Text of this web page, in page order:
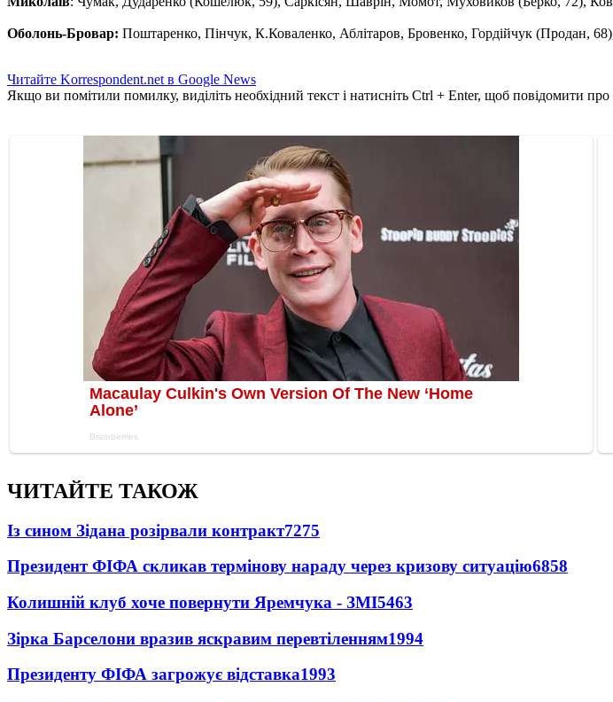
Оболонь-Бровар: Поштаренко, Пінчук, К.Коваленко, Аблітаров, Бровенко, Гордійчук (Продан,
Читайте Korrespondent.net в Google News
Якщо ви помітили помилку, виділіть необхідний текст і натисніть Ctrl + Enter, щоб повідомити
ЧИТАЙТЕ ТАКОЖ
Із сином Зідана розірвали контракт7275
Президент ФІФА скликав термінову нараду через кризову ситуацію6858
Колишній клуб хоче повернути Яремчука - ЗМІ5463
Зірка Барселони вразив яскравим перевтіленням1994
Президенту ФІФА загрожує відставка1993